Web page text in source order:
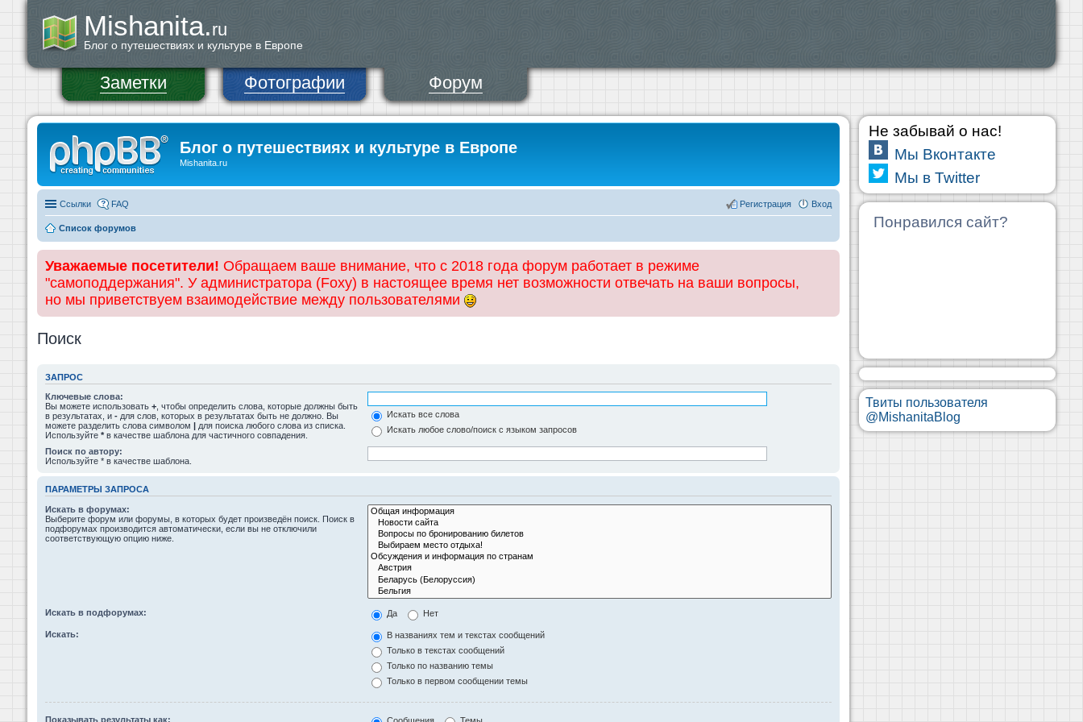
Mishanita.ru
Блог о путешествиях и культуре в Европе
Заметки Фотографии Форум
Блог о путешествиях и культуре в Европе
Mishanita.ru
Ссылки FAQ Вход
Регистрация
Список форумов
Уважаемые посетители! Обращаем ваше внимание, что с 2018 года форум работает в режиме
"самоподдержания". У администратора (Foxy) в настоящее время нет возможности отвечать на ваши вопросы,
но мы приветствуем взаимодействие между пользователями
Поиск
ЗАПРОС
Ключевые слова:
Вы можете использовать + , чтобы определить слова, которые должны быть
в результатах, и - для слов, которых в результатах быть не должно. Вы
можете разделить слова символом | для поиска любого слова из списка.
Используйте * в качестве шаблона для частичного совпадения.
Искать все слова
Искать любое слово/поиск с языком запросов
Поиск по автору:
Используйте * в качестве шаблона.
ПАРАМЕТРЫ ЗАПРОСА
Искать в форумах:
Выберите форум или форумы, в которых будет произведён поиск. Поиск в
подфорумах производится автоматически, если вы не отключили
соответствующую опцию ниже.
Искать в подфорумах: Да Нет
Искать:
В названиях тем и текстах сообщений
Только в текстах сообщений
Только по названию темы
Только в первом сообщении темы
Показывать результаты как:
Не забывай о нас!
Мы Вконтакте
Мы в Twitter
Понравился сайт?
Твиты пользователя
@MishanitaBlog